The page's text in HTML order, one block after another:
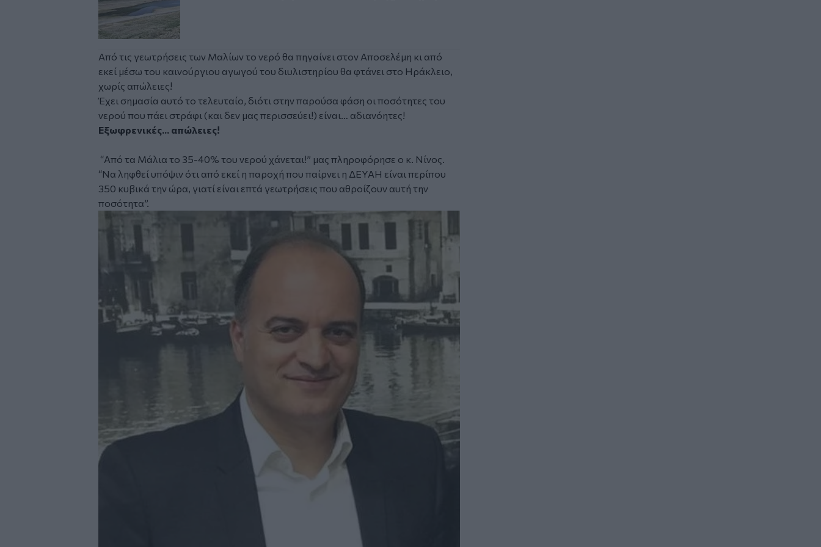
Από τις γεωτρήσεις των Μαλίων το νερό θα πηγαίνει στον Αποσελέμη κι από
εκεί μέσω του καινούργιου αγωγού του διυλιστηρίου θα φτάνει στο Ηράκλειο,
χωρίς απώλειες!
Έχει σημασία αυτό το τελευταίο, διότι στην παρούσα φάση οι ποσότητες του
νερού που πάει στράφι (και δεν μας περισσεύει!) είναι… αδιανόητες!
Εξωφρενικές... απώλειες!
“Από τα Μάλια το 35-40% του νερού χάνεται!” μας πληροφόρησε ο κ. Νίνος.
“Να ληφθεί υπόψιν ότι από εκεί η παροχή που παίρνει η ΔΕΥΑΗ είναι περίπου
350 κυβικά την ώρα, γιατί είναι επτά γεωτρήσεις που αθροίζουν αυτή την
ποσότητα”.